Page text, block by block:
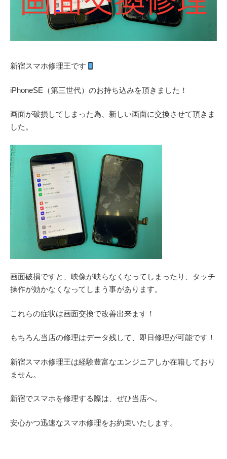
新宿スマホ修理王です
iPhoneSE（第三世代）のお持ち込みを頂きました！
画面が破損してしまった為、新しい画面に交換させて頂きま
した。
画面破損ですと、映像が映らなくなってしまったり、タッチ
操作が効かなくなってしまう事があります。
これらの症状は画面交換で改善出来ます！
もちろん当店の修理はデータ残して、即日修理が可能です！
新宿スマホ修理王は経験豊富なエンジニアしか在籍しており
ません。
新宿でスマホを修理する際は、ぜひ当店へ。
安心かつ迅速なスマホ修理をお約束いたします。